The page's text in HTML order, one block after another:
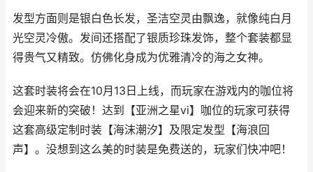
发型方面则是银白色长发，圣洁空灵由飘逸，就像纯白月
光空灵冷傲。发间还搭配了银质珍珠发饰，整个套装都显
得贵气又精致。仿佛化身成为优雅清冷的海之女神。
这套时装将会在10月13日上线，而玩家在游戏内的咖位将
会迎来新的突破！达到【亚洲之星vi】咖位的玩家可获得
这套高级定制时装【海沫潮汐】及限定发型【海浪回
声】。没想到这么美的时装是免费送的，玩家们快冲吧！